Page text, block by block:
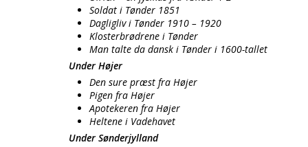
Soldat i Tønder 1851
Dagligliv i Tønder 1910 – 1920
Klosterbrødrene i Tønder
Man talte da dansk i Tønder i 1600-tallet
Under Højer
Den sure præst fra Højer
Pigen fra Højer
Apotekeren fra Højer
Heltene i Vadehavet
Under Sønderjylland